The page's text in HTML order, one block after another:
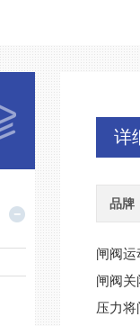
详
品牌
闸阀
闸阀
压力